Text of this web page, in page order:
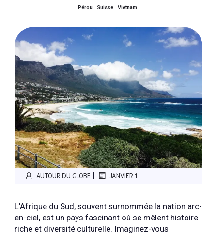
Pérou
Suisse Vietnam
AUTOUR DU GLOBE | JANVIER 1
L’Afrique du Sud, souvent surnommée la nation arc-
en-ciel, est un pays fascinant où se mêlent histoire
riche et diversité culturelle. Imaginez-vous